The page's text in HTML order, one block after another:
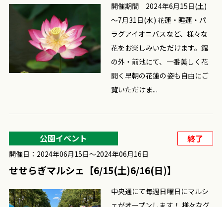
開催期間 2024年6月15日(土)
～7月31日(水) 花蓮・睡蓮・パ
ラグアイオニバスなど、様々な
花をお楽しみいただけます。館
の外・前池にて、一番美しく花
開く早朝の花蓮の姿も自由にご
覧いただけま...
中央通にて毎週日曜日にマルシ
ェがオープンします！ 様々なグ
公園イベント 終了
開催日：2024年06月15日〜2024年06月16日
せせらぎマルシェ【6/15(土)6/16(日)】